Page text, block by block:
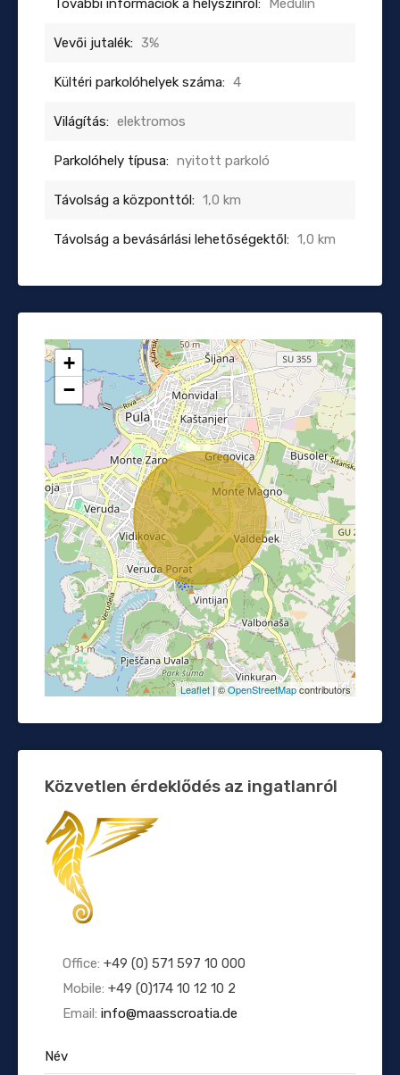
További információk a helyszínről: Medulin
Vevői jutalék: 3%
Kültéri parkolóhelyek száma: 4
Világítás: elektromos
Parkolóhely típusa: nyitott parkoló
Távolság a központtól: 1,0 km
Távolság a bevásárlási lehetőségektől: 1,0 km
+
−
Leaflet | ©OpenStreetMapcontributors
Közvetlen érdeklődés az ingatlanról
Office: +49 (0) 571 597 10 000
Mobile: +49 (0)174 10 12 10 2
Email: info@maasscroatia.de
Név